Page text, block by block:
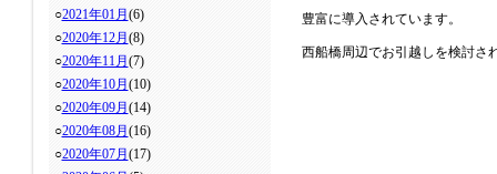
○2021年01月 (6)
○2020年12月 (8)
○2020年11月 (7)
○2020年10月 (10)
○2020年09月 (14)
○2020年08月 (16)
○2020年07月 (17)
豊富に導入されています。
西船橋周辺でお引越しを検討さ